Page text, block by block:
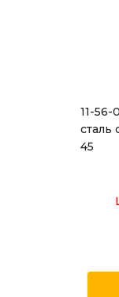
11-
сталь
45